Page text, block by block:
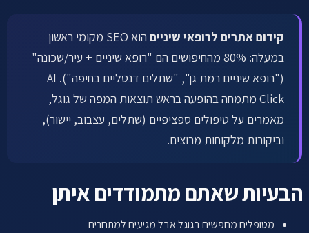
קידום אתרים לרופאי שיניים
הוא SEO מקומי ראשון
במעלה: 80% מהחיפושים הם "רופא שיניים + עיר/שכונה"
("רופא שיניים רמת גן", "שתלים דנטליים בחיפה"). AI
Click מתמחה בהופעה בראש תוצאות המפה של גוגל,
מאמרים על טיפולים ספציפיים (שתלים, עצבוב, יישור),
וביקורות מלקוחות מרוצים.
הבעיות שאתם מתמודדים איתן
מטופלים מחפשים בגוגל אבל מגיעים למתחרים